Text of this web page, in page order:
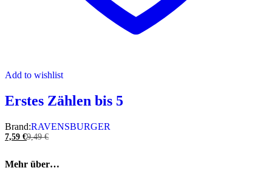
Add to wishlist
Erstes Zählen bis 5
Brand:RAVENSBURGER
7,59 €9,49€
Mehr über…